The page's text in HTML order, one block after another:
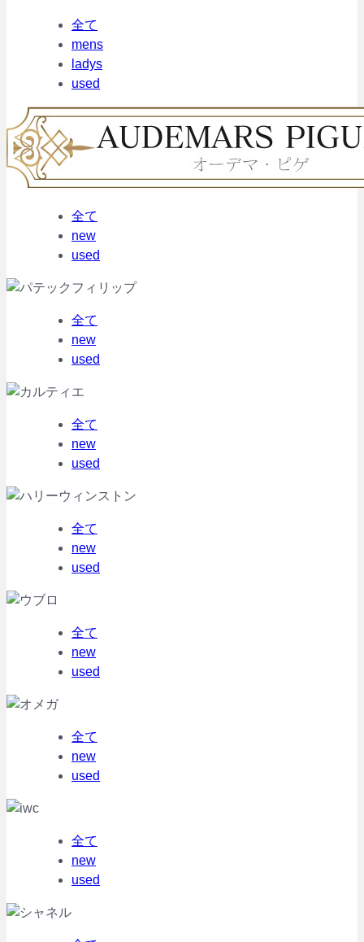
全て
mens
ladys
used
全て
new
used
全て
new
used
全て
new
used
全て
new
used
全て
new
used
全て
new
used
全て
new
used